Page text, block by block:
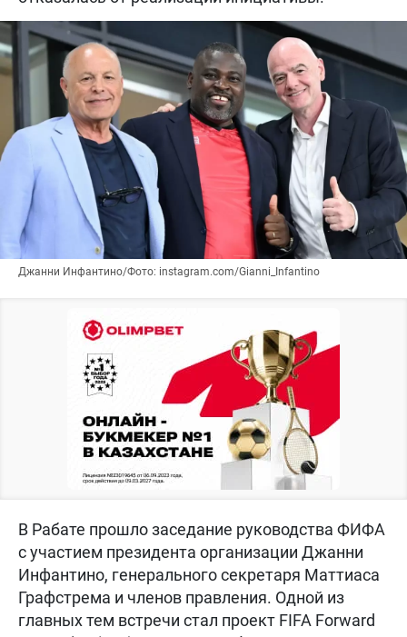
Джанни Инфантино/Фото: instagram.com/Gianni_Infantino
В Рабате прошло заседание руководства ФИФА
с участием президента организации Джанни
Инфантино, генерального секретаря Маттиаса
Графстрема и членов правления. Одной из
главных тем встречи стал проект FIFA Forward